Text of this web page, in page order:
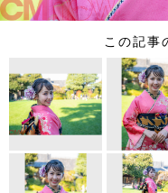
この記事